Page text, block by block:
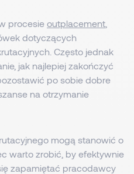
procesie outplacement
dotyczących
Często jednak
jak najlepiej zakończyć
po sobie dobre
na otrzymanie
mogą stanowić o
warto zrobić, by efektywnie
zapamiętać pracodawcy